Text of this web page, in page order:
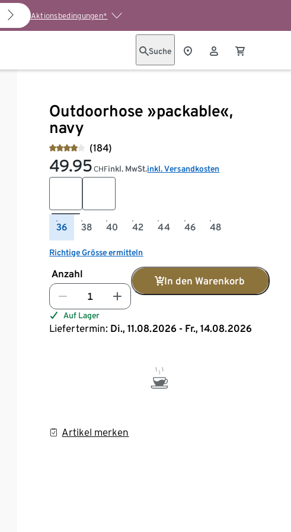
Aktionsbedingungen*
Suche
Outdoorhose »packable«,
navy
(184)
49.95 CHFinkl. MwSt.inkl. Versandkosten
36 38 40 42 44 46 48
Richtige Grösse ermitteln
Anzahl
In den Warenkorb
Auf Lager
Liefertermin: Di., 11.08.2026 - Fr., 14.08.2026
Artikel merken